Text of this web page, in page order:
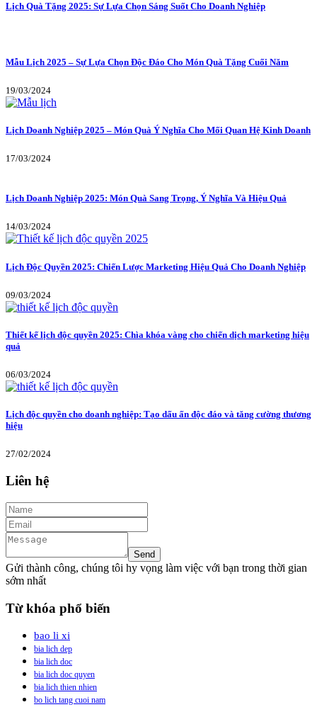
Lịch Quà Tặng 2025: Sự Lựa Chọn Sáng Suốt Cho Doanh Nghiệp
Mẫu Lịch 2025 – Sự Lựa Chọn Độc Đáo Cho Món Quà Tặng Cuối Năm
19/03/2024
Lịch Doanh Nghiệp 2025 – Món Quà Ý Nghĩa Cho Mối Quan Hệ Kinh Doanh
17/03/2024
Lịch Doanh Nghiệp 2025: Món Quà Sang Trọng, Ý Nghĩa Và Hiệu Quả
14/03/2024
Lịch Độc Quyền 2025: Chiến Lược Marketing Hiệu Quả Cho Doanh Nghiệp
09/03/2024
Thiết kế lịch độc quyền 2025: Chìa khóa vàng cho chiến dịch marketing hiệu
quả
06/03/2024
Lịch độc quyền cho doanh nghiệp: Tạo dấu ấn độc đáo và tăng cường thương
hiệu
27/02/2024
Liên hệ
Gửi thành công, chúng tôi hy vọng làm việc với bạn trong thời gian
sớm nhất
Từ khóa phổ biến
bao li xi
bia lich dep
bia lich doc
bia lich doc quyen
bia lich thien nhien
bo lich tang cuoi nam